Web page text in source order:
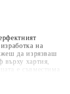
на
да изрязваш
върху хартия,
е съвместима